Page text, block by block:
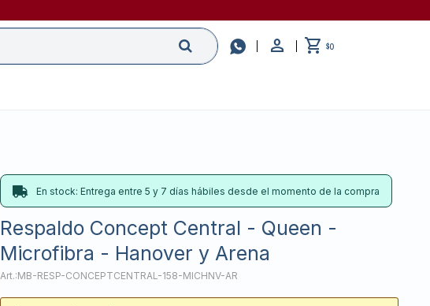
 $0
En stock: Entrega entre 5 y 7 días hábiles desde el momento de la compra
Respaldo Concept Central - Queen -
Microfibra - Hanover y Arena
MB-RESP-CONCEPTCENTRAL-158-MICHNV-AR